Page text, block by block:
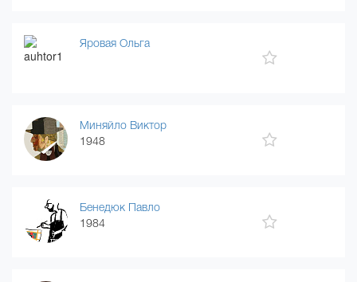
Яровая Ольга
Миняйло Виктор
1948
Бенедюк Павло
1984